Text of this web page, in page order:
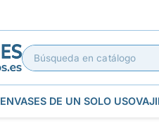
ENVASES DE UN SOLO USO